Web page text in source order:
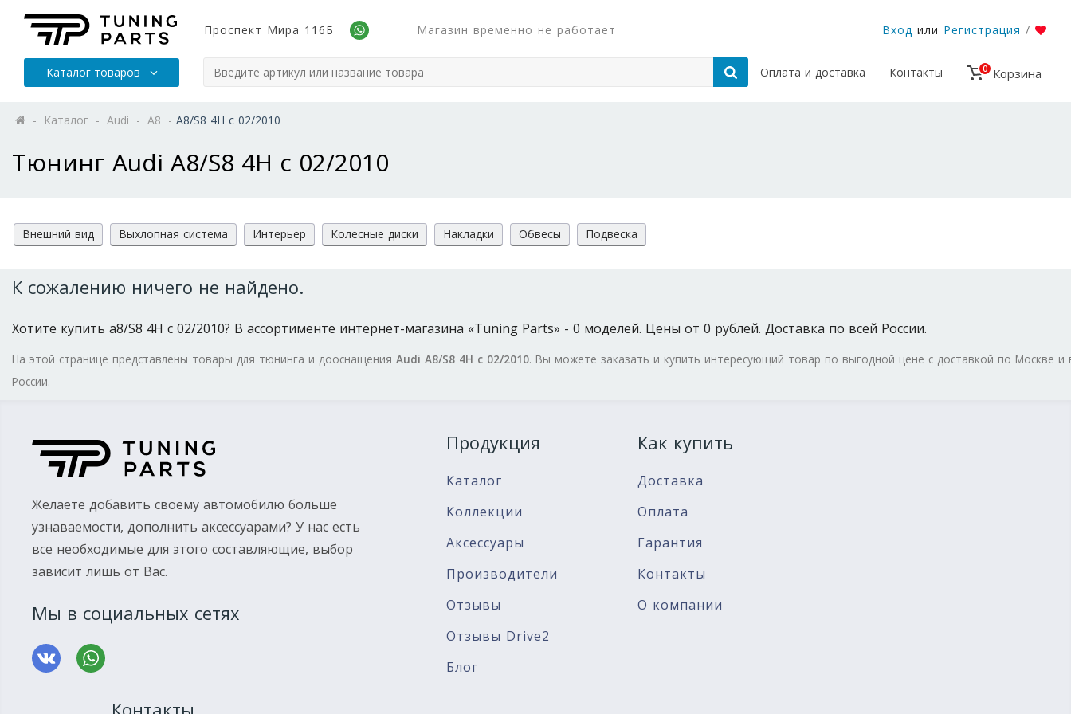
Проспект Мира 116Б Магазин временно не работает Вход или Регистрация /
Каталог товаров Оплата и доставка Контакты 0 Корзина
- Каталог - Audi - A8 - A8/S8 4H с 02/2010
Тюнинг Audi A8/S8 4H с 02/2010
Внешний вид Выхлопная система Интерьер Колесные диски Накладки Обвесы Подвеска
К сожалению ничего не найдено.
Хотите купить a8/S8 4H с 02/2010? В ассортименте интернет-магазина «Tuning Parts» - 0 моделей. Цены от 0 рублей. Доставка по всей России.
На этой странице представлены товары для тюнинга и дооснащения Audi A8/S8 4H с 02/2010. Вы можете заказать и купить интересующий товар по выгодной цене с доставкой по Москве и
России.
Желаете добавить своему автомобилю больше
узнаваемости, дополнить аксессуарами? У нас есть
все необходимые для этого составляющие, выбор
зависит лишь от Вас.
Мы в социальных сетях
Продукция
Каталог
Коллекции
Аксессуары
Производители
Отзывы
Отзывы Drive2
Блог
Как купить
Доставка
Оплата
Гарантия
Контакты
О компании